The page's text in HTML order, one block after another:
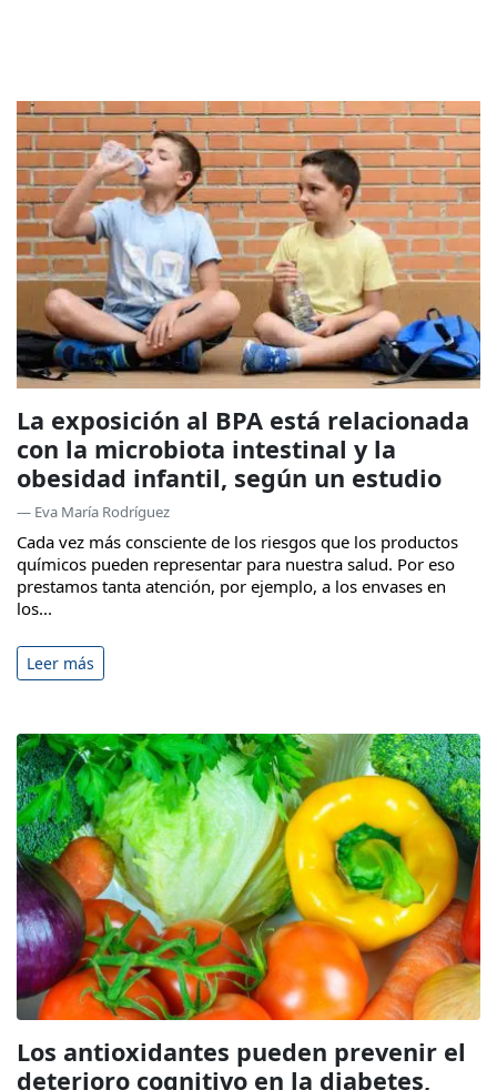
La exposición al BPA está relacionada
con la microbiota intestinal y la
obesidad infantil, según un estudio
— Eva María Rodríguez
Cada vez más consciente de los riesgos que los productos
químicos pueden representar para nuestra salud. Por eso
prestamos tanta atención, por ejemplo, a los envases en
los...
Leer más
Los antioxidantes pueden prevenir el
deterioro cognitivo en la diabetes,